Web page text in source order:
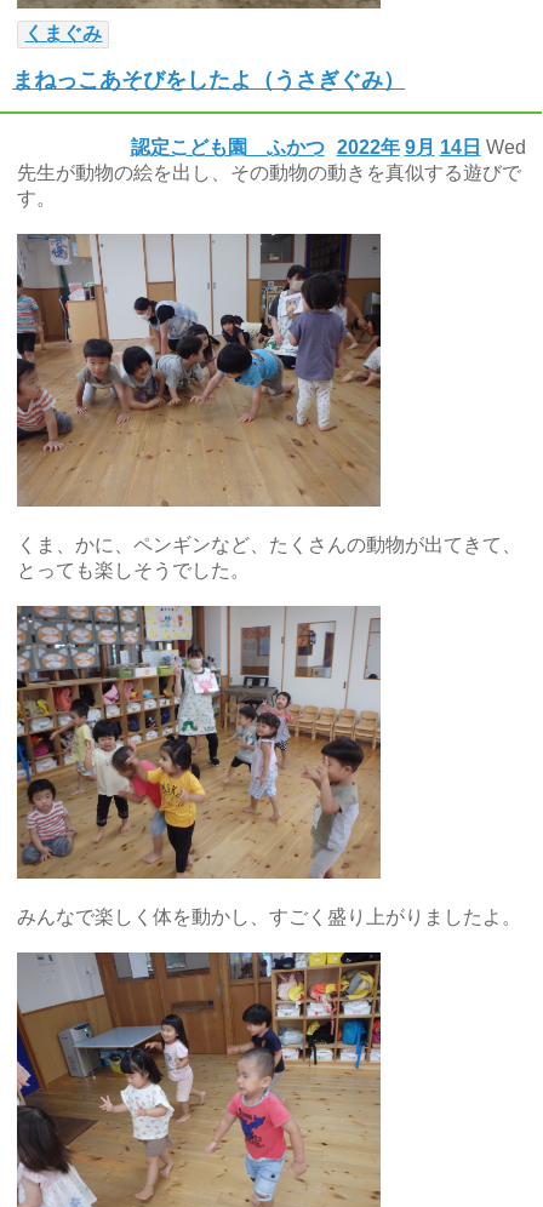
くまぐみ
まねっこあそびをしたよ（うさぎぐみ）
2022年 9月 14日 Wed
認定こども園 ふかつ
先生が動物の絵を出し、その動物の動きを真似する遊びで
す。
くま、かに、ペンギンなど、たくさんの動物が出てきて、
とっても楽しそうでした。
みんなで楽しく体を動かし、すごく盛り上がりましたよ。